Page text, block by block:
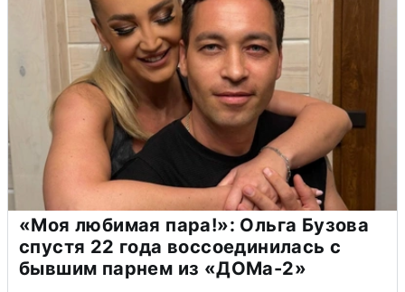
«Моя любимая пара!»: Ольга Бузова
спустя 22 года воссоединилась с
бывшим парнем из «ДОМа-2»